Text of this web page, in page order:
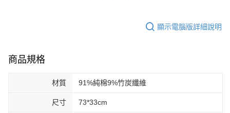
顯示電腦版詳細說明
商品規格
材質 91%純棉9%竹炭纖維
尺寸 73*33cm